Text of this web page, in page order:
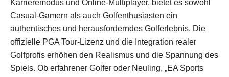
Karrieremodus und Online-Multiplayer, bietet es sowohl
Casual-Gamern als auch Golfenthusiasten ein
authentisches und herausforderndes Golferlebnis. Die
offizielle PGA Tour-Lizenz und die Integration realer
Golfprofis erhöhen den Realismus und die Spannung des
Spiels. Ob erfahrener Golfer oder Neuling, „EA Sports